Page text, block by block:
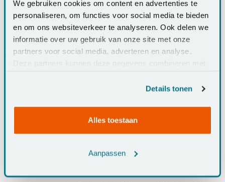
We gebruiken cookies om content en advertenties te
personaliseren, om functies voor social media te bieden
en om ons websiteverkeer te analyseren. Ook delen we
informatie over uw gebruik van onze site met onze
partners voor social media, adverteren en analyse.
Deze partners kunnen deze gegevens combineren met
hebben verzameld op basis van uw gebruik van hun
Details tonen
Alles toestaan
Aanpassen
houden:
Zorg dat het tafelblad kan ademen:Leg de tuintafelhoes
nooit direct op het tafelblad. Door gebruik te maken van een
verhogerof steunsetontstaat er ruimte onder de hoes.
Hierdoor kan het tafelblad ‘’ademen’’ en loopt regenwater
beter weg, wat vlekken en vochtproblemen helpt voorkomen.
condensvorming onder de hoes. Dit verkleint de kans op
Let op een stevige bevestiging:Een goede tuintafelhoes
aantrekkoord of klittenband sluiting. Dit voorkomt dat de hoes
loskomt of wegwaait bij harde wind en zorgt ervoor dat je
Bestel jouw tuintafelhoes 160x90 op